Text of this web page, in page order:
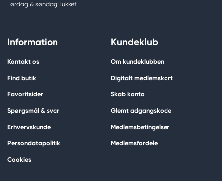
Lørdag & søndag: lukket
Information
Kontakt os
Find butik
Favoritsider
Spørgsmål & svar
Erhvervskunde
Persondatapolitik
Cookies
Kundeklub
Om kundeklubben
Digitalt medlemskort
Skab konto
Glemt adgangskode
Medlemsbetingelser
Medlemsfordele